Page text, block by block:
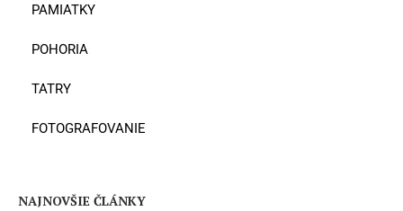
PAMIATKY
POHORIA
TATRY
FOTOGRAFOVANIE
NAJNOVŠIE ČLÁNKY